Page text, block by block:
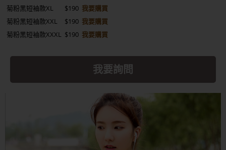
菊粉黑短袖款XL
$190 我要購買
菊粉黑短袖款XXL
$190 我要購買
菊粉黑短袖款XXXL $190 我要購買
我要詢問